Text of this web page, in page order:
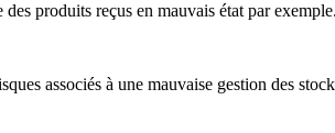
produits reçus en mauvais état par
associés à une mauvaise gestion des